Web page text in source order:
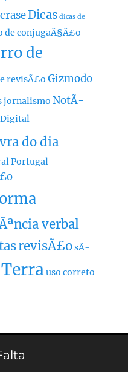
craseDicas dicas de
de conjugaÃ§Ã£o
de
revisÃ£o Gizmodo
jornalismo NotÃ­
do dia
Portugal
verbal
revisÃ£osÃ­
Terra uso correto